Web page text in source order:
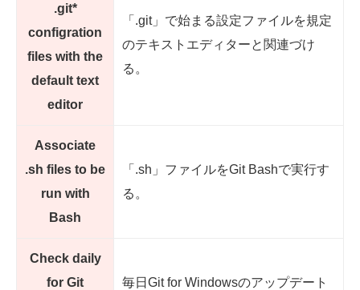
.git*
configration
files with the
default text
editor
「.git」で始まる設定ファイルを規定
のテキストエディターと関連づけ
る。
Associate
.sh files to be
run with
Bash
「.sh」ファイルをGit Bashで実行す
る。
Check daily
for Git
毎日Git for Windowsのアップデート